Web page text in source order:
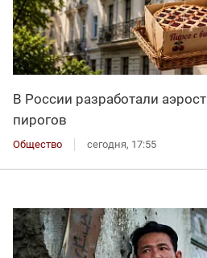
В России разработали
пирогов
Общество сегодня, 17:55